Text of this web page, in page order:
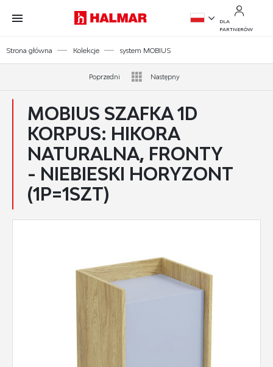
Przejdź do treści.
Przejdź do menu.
Przejdź do wyszukiwarki.
DLA
PARTNERÓW
Strona główna Kolekcje system MOBIUS
Poprzedni Następny
MOBIUS SZAFKA 1D
KORPUS: HIKORA
NATURALNA, FRONTY
- NIEBIESKI HORYZONT
(1P=1SZT)